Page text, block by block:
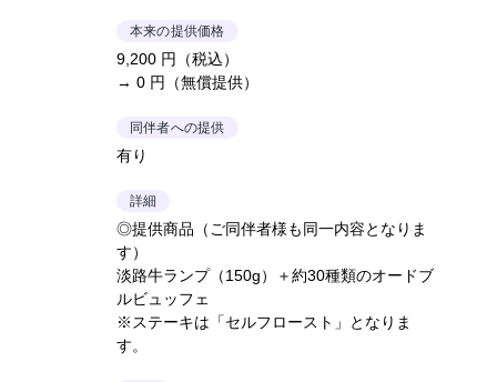
本来の提供価格
9,200 円（税込）
→ 0 円（無償提供）
同伴者への提供
有り
詳細
◎提供商品（ご同伴者様も同一内容となりま
す）
淡路牛ランプ（150g）＋約30種類のオードブ
ルビュッフェ
※ステーキは「セルフロースト」となりま
す。